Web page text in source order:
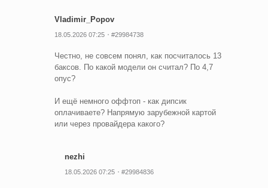
Vladimir_Popov
18.05.2026 07:25 #29984738
Честно, не совсем понял, как посчиталось 13
баксов. По какой модели он считал? По 4,7
опус?
И ещё немного оффтоп - как дипсик
оплачиваете? Напрямую зарубежной картой
или через провайдера какого?
nezhi
18.05.2026 07:25 #29984836